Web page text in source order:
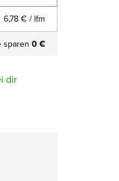
6,78 € / lfm
sparen 0 €